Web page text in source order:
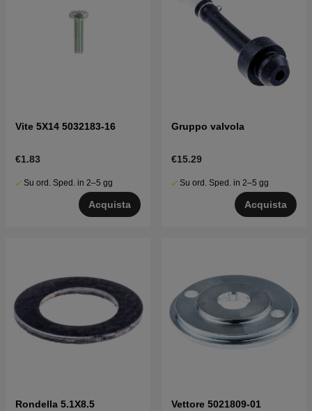
Vite 5X14 5032183-16
€1.83
Su ord. Sped. in 2–5 gg
Acquista
Gruppo valvola
€15.29
Su ord. Sped. in 2–5 gg
Acquista
Rondella 5.1X8.5 Vettore 5021809-01